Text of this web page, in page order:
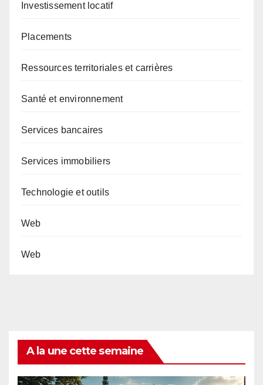
Investissement locatif
Placements
Ressources territoriales et carrières
Santé et environnement
Services bancaires
Services immobiliers
Technologie et outils
Web
Web
A la une cette semaine